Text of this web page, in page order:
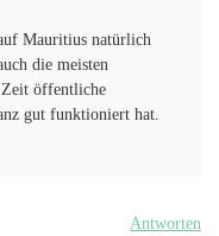
Mauritius natürlich
die meisten
Zeit öffentliche
gut funktioniert hat.
Antworten